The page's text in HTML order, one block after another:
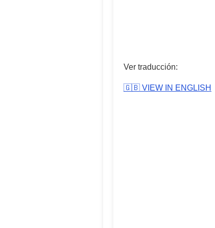
Ver traducción:
🇬🇧 VIEW IN ENGLISH